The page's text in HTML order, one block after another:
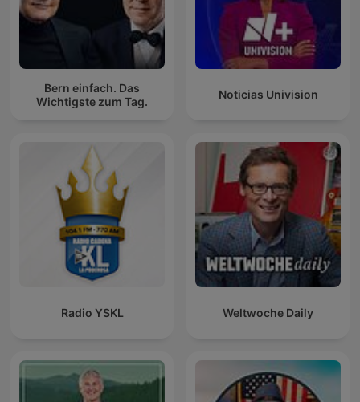
Bern einfach. Das
Wichtigste zum Tag.
Noticias Univision
Radio YSKL Weltwoche Daily